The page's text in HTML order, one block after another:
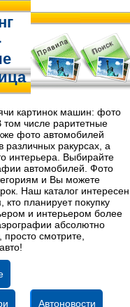
картинок машин: фото
том числе раритетные
фото автомобилей
различных ракурсах, а
интерьера. Выбирайте
автомобилей. Фото
и Вы можете
Наш каталог интересен
планирует покупку
и интерьером более
абсолютно
смотрите,
Автоновости